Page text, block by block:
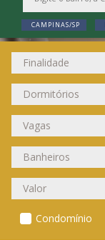
CAMPINAS/SP
Condomínio